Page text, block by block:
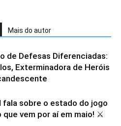
Mais do autor
de Defesas Diferenciadas:
Exterminadora de Heróis
fala sobre o estado do jogo
que vem por aí em maio! ⚔️